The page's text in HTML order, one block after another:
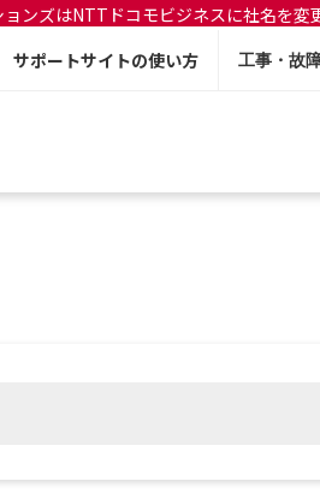
ンズはNTTドコモビジネスに社名を変
サポートサイトの使い方 工事・故